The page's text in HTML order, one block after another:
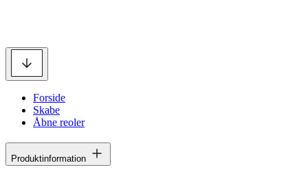
Forside
Skabe
Åbne reoler
Produktinformation